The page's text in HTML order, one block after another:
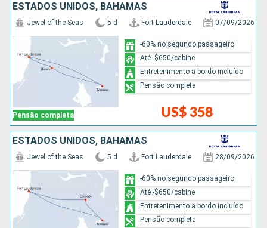
ESTADOS UNIDOS, BAHAMAS
Pensão completa
Jewel of the Seas 5 d Fort Lauderdale 07/09/2026
US$ 358
-60% no segundo passageiro
Até -$650/cabine
Entretenimento a bordo incluído
Pensão completa
ESTADOS UNIDOS, BAHAMAS
Jewel of the Seas 5 d Fort Lauderdale 28/09/2026
-60% no segundo passageiro
Até -$650/cabine
Entretenimento a bordo incluído
Pensão completa